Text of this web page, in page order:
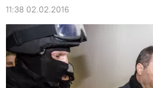
11:38 02.02.2016